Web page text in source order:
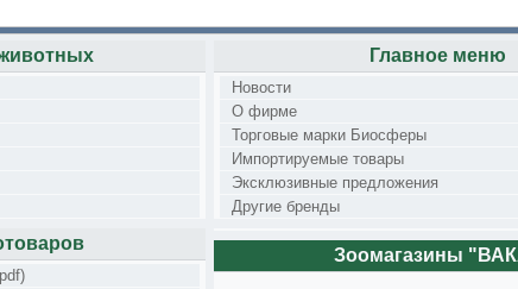
Главное меню
Новости
О фирме
Торговые марки Биосферы
Импортируемые товары
Эксклюзивные предложения
Другие бренды
Зоомагазины